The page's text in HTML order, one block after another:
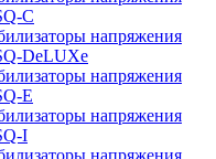
C
напряжения
DeLUXe
напряжения
E
напряжения
I
напряжения